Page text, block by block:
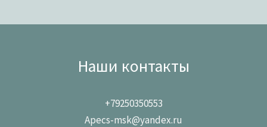
Наши контакты
+79250350553
Apecs-msk@yandex.ru